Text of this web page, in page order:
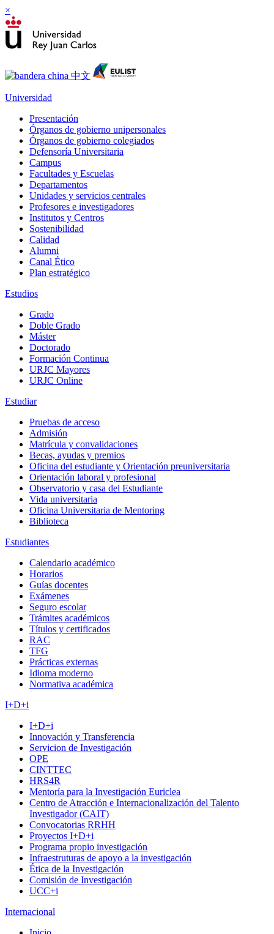
×
Universidad
Presentación
Órganos de gobierno unipersonales
Órganos de gobierno colegiados
Defensoría Universitaria
Campus
Facultades y Escuelas
Departamentos
Unidades y servicios centrales
Profesores e investigadores
Institutos y Centros
Sostenibilidad
Calidad
Alumni
Canal Ético
Plan estratégico
Estudios
Grado
Doble Grado
Máster
Doctorado
Formación Continua
URJC Mayores
URJC Online
Estudiar
Pruebas de acceso
Admisión
Matrícula y convalidaciones
Becas, ayudas y premios
Oficina del estudiante y Orientación preuniversitaria
Orientación laboral y profesional
Observatorio y casa del Estudiante
Vida universitaria
Oficina Universitaria de Mentoring
Biblioteca
Estudiantes
Calendario académico
Horarios
Guías docentes
Exámenes
Seguro escolar
Trámites académicos
Títulos y certificados
RAC
TFG
Prácticas externas
Idioma moderno
Normativa académica
I+D+i
I+D+i
Innovación y Transferencia
Servicion de Investigación
OPE
CINTTEC
HRS4R
Mentoría para la Investigación Euriclea
Centro de Atracción e Internacionalización del Talento
Investigador (CAIT)
Convocatorias RRHH
Proyectos I+D+i
Programa propio investigación
Infraestruturas de apoyo a la investigación
Ética de la Investigación
Comisión de Investigación
UCC+i
Internacional